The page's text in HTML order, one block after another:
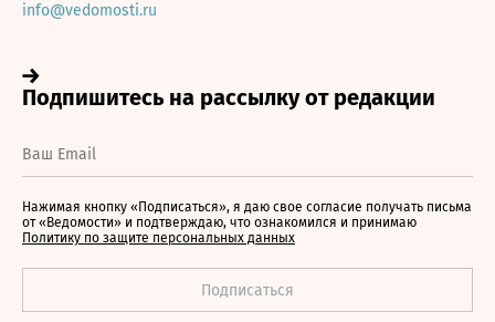
info@vedomosti.ru
Нажимая кнопку «Подписаться», я даю свое согласие получать письма
от «Ведомости» и подтверждаю, что ознакомился и принимаю
Политику по защите персональных данных